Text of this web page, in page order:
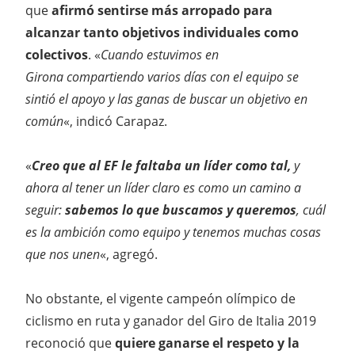
queafirmó sentirse más arropado para
alcanzar tanto objetivos individuales como
colectivos. «Cuando estuvimos en
Girona compartiendo varios días con el equipo se
sintió el apoyo y las ganas de buscar un objetivo en
común«, indicó Carapaz.
«Creo que al EF le faltaba un líder como tal, y
ahora al tener un líder claro es como un camino a
seguir:sabemos lo que buscamos y queremos, cuál
es la ambición como equipo y tenemos muchas cosas
que nos unen«, agregó.
No obstante, el vigente campeón olímpico de
ciclismo en ruta y ganador del Giro de Italia 2019
reconoció quequiere ganarse el respeto y la